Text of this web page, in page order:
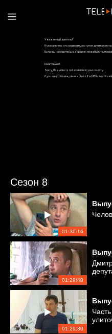
Сезон 8
01:30:16
01:29:40
01:29:30